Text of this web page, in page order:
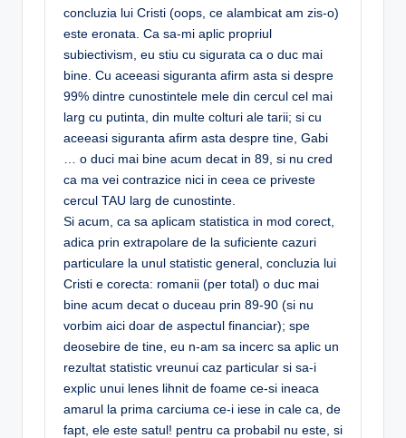
concluzia lui Cristi (oops, ce alambicat am zis-o)
este eronata. Ca sa-mi aplic propriul
subiectivism, eu stiu cu sigurata ca o duc mai
bine. Cu aceeasi siguranta afirm asta si despre
99% dintre cunostintele mele din cercul cel mai
larg cu putinta, din multe colturi ale tarii; si cu
aceeasi siguranta afirm asta despre tine, Gabi
… o duci mai bine acum decat in 89, si nu cred
ca ma vei contrazice nici in ceea ce priveste
cercul TAU larg de cunostinte.
Si acum, ca sa aplicam statistica in mod corect,
adica prin extrapolare de la suficiente cazuri
particulare la unul statistic general, concluzia lui
Cristi e corecta: romanii (per total) o duc mai
bine acum decat o duceau prin 89-90 (si nu
vorbim aici doar de aspectul financiar); spe
deosebire de tine, eu n-am sa incerc sa aplic un
rezultat statistic vreunui caz particular si sa-i
explic unui lenes lihnit de foame ce-si ineaca
amarul la prima carciuma ce-i iese in cale ca, de
fapt, ele este satul! pentru ca probabil nu este, si